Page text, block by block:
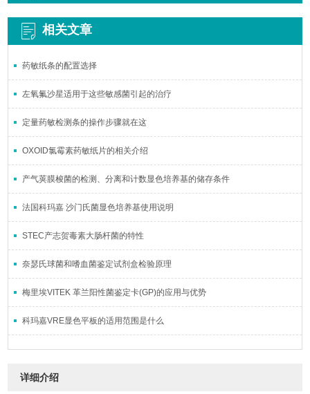
相关文章
药敏纸条的配置选择
左氧氟沙星适用于这些敏感菌引起的治疗
定量药敏检测条的操作步骤就在这
OXOID氯霉素药敏纸片的相关介绍
产气荚膜梭菌的检测、分离和计数显色培养基的储存条件
法国科玛嘉 沙门氏菌显色培养基使用说明
STEC产志贺毒素大肠杆菌的特性
奈瑟氏球菌和嗜血菌鉴定试剂盒检验原理
梅里埃VITEK 革兰阳性菌鉴定卡(GP)的应用与优势
科玛嘉VRE显色平板的适用范围是什么
详细介绍